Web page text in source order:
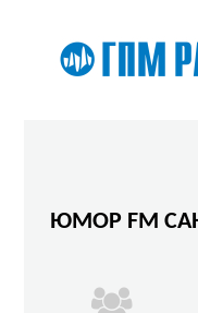
ЮМОР FM